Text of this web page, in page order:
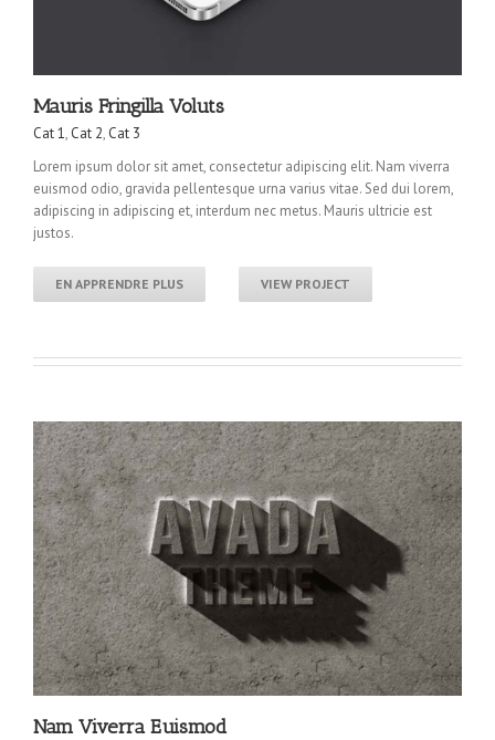
Mauris Fringilla Voluts
Cat 1, Cat 2, Cat 3
Lorem ipsum dolor sit amet, consectetur adipiscing elit. Nam viverra
euismod odio, gravida pellentesque urna varius vitae. Sed dui lorem,
adipiscing in adipiscing et, interdum nec metus. Mauris ultricie est
justos.
EN APPRENDRE PLUS VIEW PROJECT
Nam Viverra Euismod